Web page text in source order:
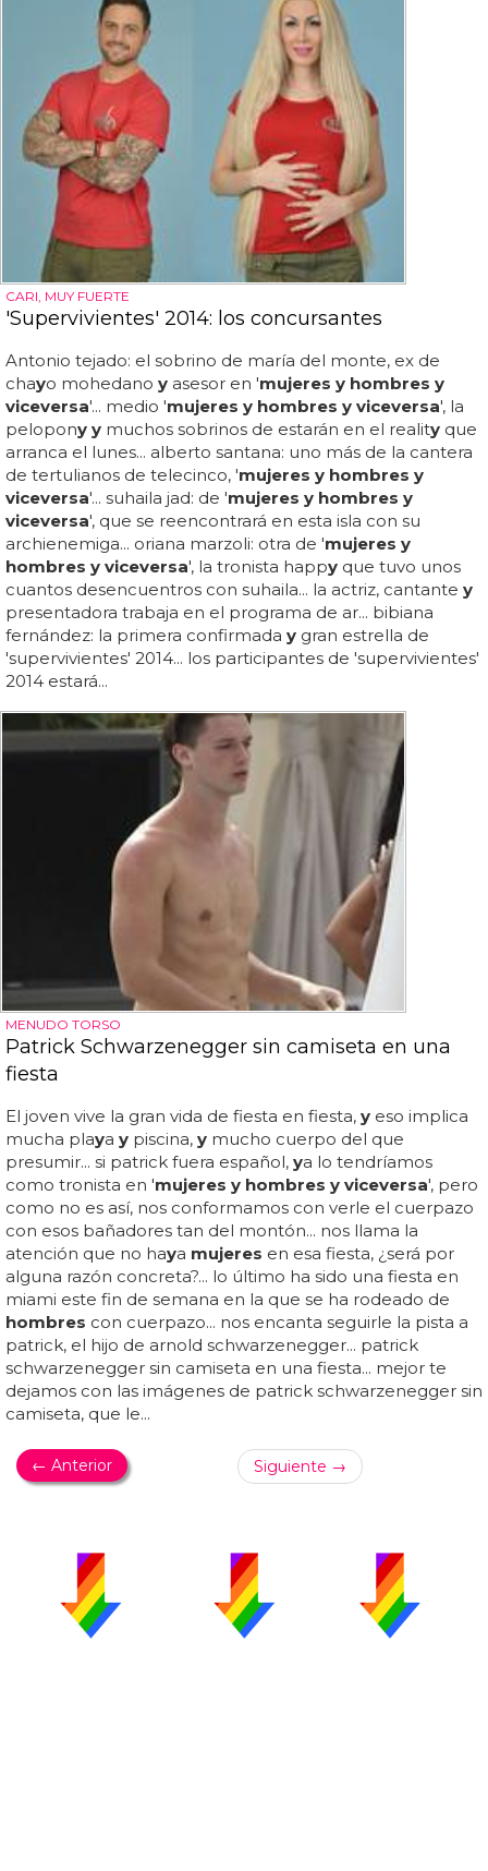
CARI, MUY FUERTE
'Supervivientes' 2014: los concursantes
Antonio tejado: el sobrino de maría del monte, ex de
chayo mohedano y asesor en 'mujeres y hombres y
viceversa'... medio 'mujeres y hombres y viceversa', la
pelopony y muchos sobrinos de estarán en el reality que
arranca el lunes... alberto santana: uno más de la cantera
de tertulianos de telecinco, 'mujeres y hombres y
viceversa'... suhaila jad: de 'mujeres y hombres y
viceversa', que se reencontrará en esta isla con su
archienemiga... oriana marzoli: otra de 'mujeres y
hombres y viceversa', la tronista happy que tuvo unos
cuantos desencuentros con suhaila... la actriz, cantante y
presentadora trabaja en el programa de ar... bibiana
fernández: la primera confirmada y gran estrella de
'supervivientes' 2014... los participantes de 'supervivientes'
2014 estará...
MENUDO TORSO
Patrick Schwarzenegger sin camiseta en una
fiesta
El joven vive la gran vida de fiesta en fiesta, y eso implica
mucha playa y piscina, y mucho cuerpo del que
presumir... si patrick fuera español, ya lo tendríamos
como tronista en 'mujeres y hombres y viceversa', pero
como no es así, nos conformamos con verle el cuerpazo
con esos bañadores tan del montón... nos llama la
atención que no haya mujeres en esa fiesta, ¿será por
alguna razón concreta?... lo último ha sido una fiesta en
miami este fin de semana en la que se ha rodeado de
hombres con cuerpazo... nos encanta seguirle la pista a
patrick, el hijo de arnold schwarzenegger... patrick
schwarzenegger sin camiseta en una fiesta... mejor te
dejamos con las imágenes de patrick schwarzenegger sin
camiseta, que le...
← Anterior Siguiente →